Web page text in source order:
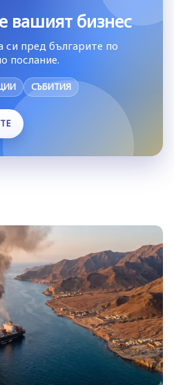
вашият бизнес
си пред българите по
послание.
СЪБИТИЯ